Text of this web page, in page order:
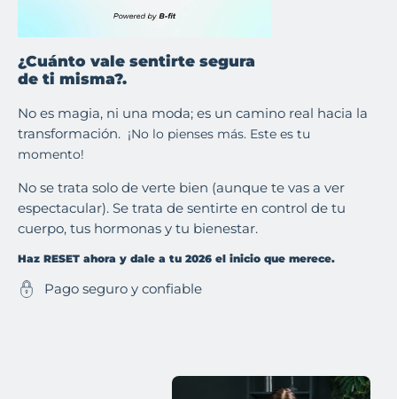
¿Cuánto vale sentirte segura
de ti misma?.
No es magia, ni una moda; es un camino real hacia la
transformación. ¡No lo pienses más. Este es tu
momento!
No se trata solo de verte bien (aunque te vas a ver
espectacular). Se trata de sentirte en control de tu
cuerpo, tus hormonas y tu bienestar.
Haz RESET ahora y dale a tu 2026 el inicio que merece.
Pago seguro y confiable